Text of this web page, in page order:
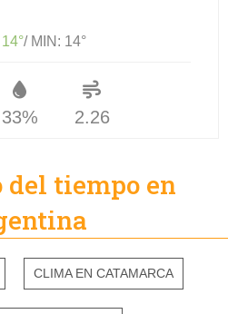
/ MIN: 14°
33% 2.26
del tiempo en
CLIMA EN CATAMARCA